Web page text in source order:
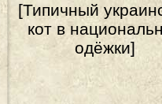
[Типичный
кот в
одёжки]